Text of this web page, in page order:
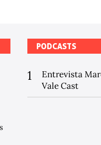
PODCASTS
1
Entrevista
Vale Cast